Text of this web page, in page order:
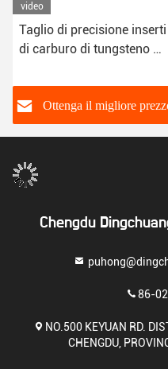
video
Taglio di precisione inserti
di carburo di tungsteno di
Ottenga il migliore
Chengdu
86-
NO.500 KEYUAN RD.
CHENGDU,